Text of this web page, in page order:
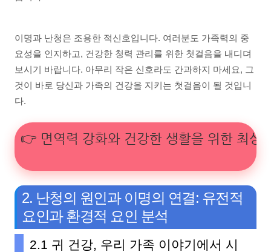
이명과 난청은 조용한 적신호입니다. 여러분도 가족력의 중
요성을 인지하고, 건강한 청력 관리를 위한 첫걸음을 내디뎌
보시기 바랍니다. 아무리 작은 신호라도 간과하지 마세요, 그
것이 바로 당신과 가족의 건강을 지키는 첫걸음이 될 것입니
다.
👉 면역력 강화와 건강한 생활을 위한 최상
2. 난청의 원인과 이명의 연결: 유전적
요인과 환경적 요인 분석
2.1 귀 건강, 우리 가족 이야기에서 시